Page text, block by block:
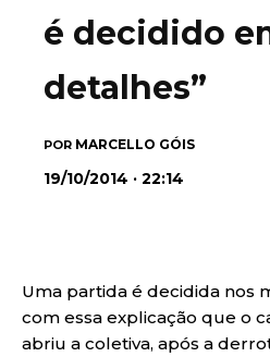
é decidido
detalhes”
POR MARCELLO GÓIS
19/10/2014 · 22:14
Uma partida é decidida nos
com essa explicação que o
abriu a coletiva, após a